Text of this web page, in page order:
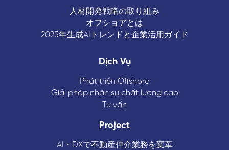
人材開発戦略の取り組み
オフショアとは
2025年生成AIトレンドと企業活用ガイド
Dịch Vụ
Phát triển Offshore
Giải pháp nhân sự chất lượng cao
Tư vấn
Project
AI・DXで不動産仲介業務を変革